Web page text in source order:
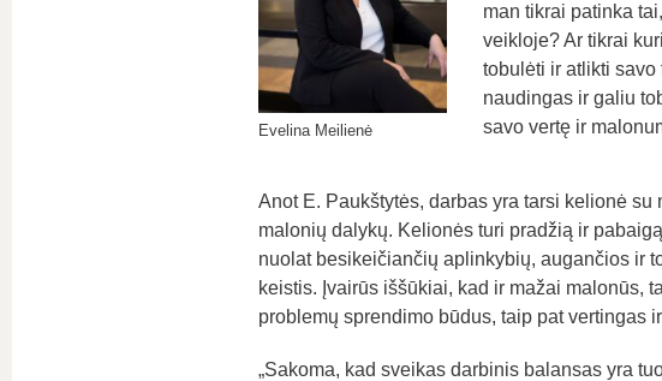
Evelina Meilienė
man tikrai patinka
veikloje? Ar tikrai
tobulėti ir atlikti
naudingas ir galiu
savo vertę ir
Anot E. Paukštytės, darbas yra tarsi kelionė
malonių dalykų. Kelionės turi pradžią ir
nuolat besikeičiančių aplinkybių, augančios ir
keistis. Įvairūs iššūkiai, kad ir mažai malonūs,
problemų sprendimo būdus, taip pat vertingas
„Sakoma, kad sveikas darbinis balansas yra